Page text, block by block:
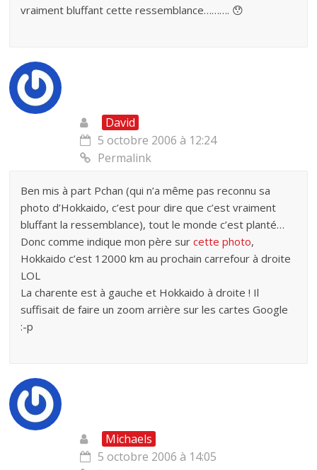
vraiment bluffant cette ressemblance………. 😯
David
5 octobre 2006 à 12:24
Permalink
Ben mis à part Pchan (qui n’a même pas reconnu sa
photo d’Hokkaido, c’est pour dire que c’est vraiment
bluffant la ressemblance), tout le monde c’est planté…
Donc comme indique mon père surcette photo,
Hokkaido c’est 12000 km au prochain carrefour à droite
LOL
La charente est à gauche et Hokkaido à droite ! Il
suffisait de faire un zoom arrière sur les cartes Google
:-p
Michaels
5 octobre 2006 à 14:05